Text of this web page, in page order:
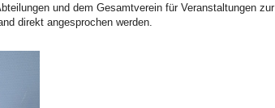
und dem Gesamtverein für Veranstaltungen zur
direkt angesprochen werden.